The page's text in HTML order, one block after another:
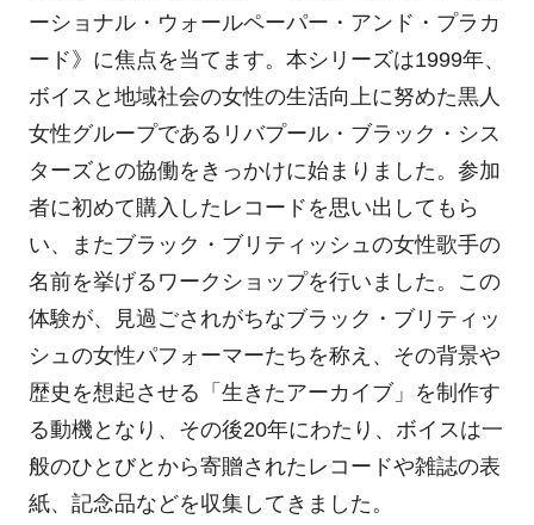
ーショナル・ウォールペーパー・アンド・プラカ
ード》に焦点を当てます。本シリーズは1999年、
ボイスと地域社会の女性の生活向上に努めた黒人
女性グループであるリバプール・ブラック・シス
ターズとの協働をきっかけに始まりました。参加
者に初めて購入したレコードを思い出してもら
い、またブラック・ブリティッシュの女性歌手の
名前を挙げるワークショップを行いました。この
体験が、見過ごされがちなブラック・ブリティッ
シュの女性パフォーマーたちを称え、その背景や
歴史を想起させる「生きたアーカイブ」を制作す
る動機となり、その後20年にわたり、ボイスは一
般のひとびとから寄贈されたレコードや雑誌の表
紙、記念品などを収集してきました。